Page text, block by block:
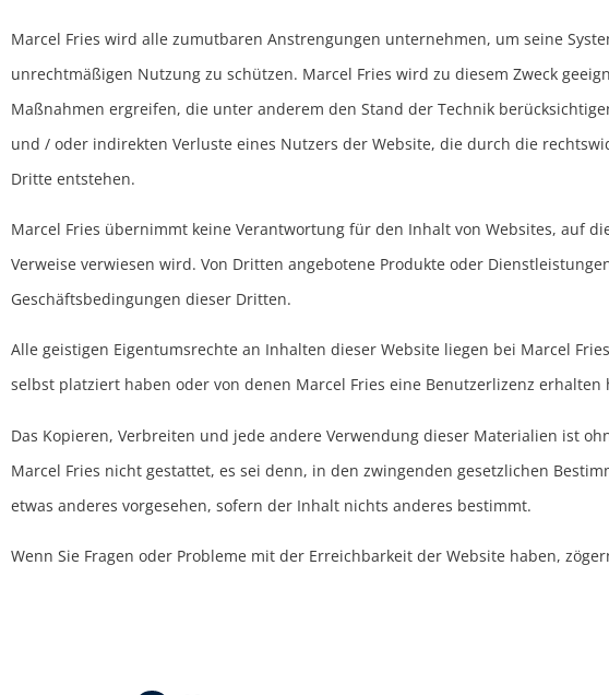
Marcel Fries wird alle zumutbaren Anstrengungen unternehmen, um seine
unrechtmäßigen Nutzung zu schützen. Marcel Fries wird zu diesem Zweck
Maßnahmen ergreifen, die unter anderem den Stand der Technik
und / oder indirekten Verluste eines Nutzers der Website, die durch die
Dritte entstehen.
Marcel Fries übernimmt keine Verantwortung für den Inhalt von Websites, auf
Verweise verwiesen wird. Von Dritten angebotene Produkte oder
Geschäftsbedingungen dieser Dritten.
Alle geistigen Eigentumsrechte an Inhalten dieser Website liegen bei Marcel
selbst platziert haben oder von denen Marcel Fries eine Benutzerlizenz erhalten
Das Kopieren, Verbreiten und jede andere Verwendung dieser Materialien ist
Marcel Fries nicht gestattet, es sei denn, in den zwingenden gesetzlichen
etwas anderes vorgesehen, sofern der Inhalt nichts anderes bestimmt.
Wenn Sie Fragen oder Probleme mit der Erreichbarkeit der Website haben,